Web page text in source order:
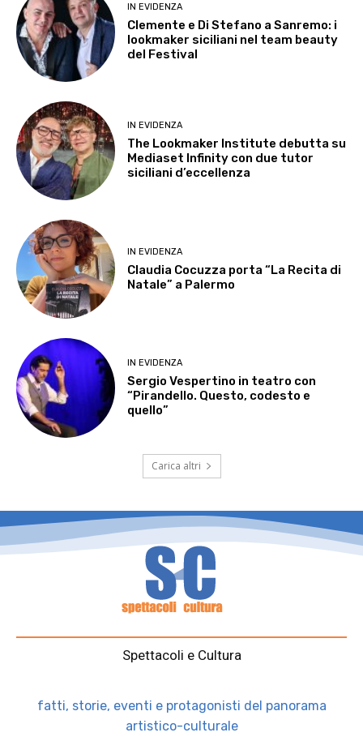
IN EVIDENZA
Clemente e Di Stefano a Sanremo: i
lookmaker siciliani nel team beauty
del Festival
IN EVIDENZA
The Lookmaker Institute debutta su
Mediaset Infinity con due tutor
siciliani d’eccellenza
IN EVIDENZA
Claudia Cocuzza porta “La Recita di
Natale” a Palermo
IN EVIDENZA
Sergio Vespertino in teatro con
“Pirandello. Questo, codesto e
quello”
Carica altri
Spettacoli e Cultura
fatti, storie, eventi e protagonisti del panorama
artistico-culturale